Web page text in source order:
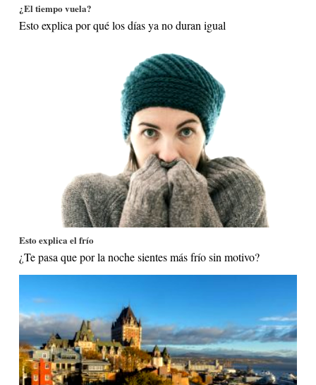
¿El tiempo vuela?
Esto explica por qué los días ya no duran igual
Esto explica el frío
¿Te pasa que por la noche sientes más frío sin motivo?